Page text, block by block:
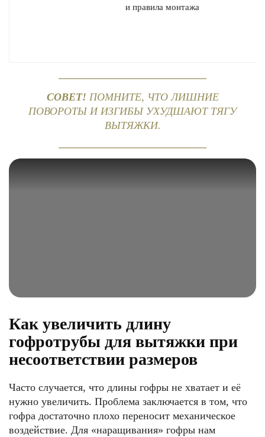
СОВЕТ! ПОМНИТЕ, ЧТО ЛИШНИЕ
ПОВОРОТЫ И ИЗГИБЫ УХУДШАЮТ ТЯГУ
ВЫТЯЖКИ.
Как увеличить длину
гофротрубы для вытяжки при
несоответствии размеров
Часто случается, что длины гофры не хватает и её
нужно увеличить. Проблема заключается в том, что
гофра достаточно плохо переносит механическое
воздействие. Для «наращивания» гофры нам